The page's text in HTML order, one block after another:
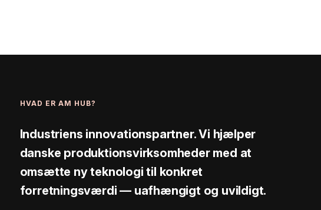
HVAD ER AM HUB?
Industriens innovationspartner. Vi hjælper
danske produktionsvirksomheder med at
omsætte ny teknologi til konkret
forretningsværdi — uafhængigt og uvildigt.